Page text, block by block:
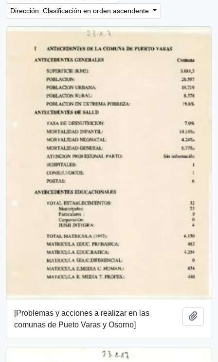
Dirección: Clasificación en orden ascendente
[Problemas y acciones a realizar en las
comunas de Pueto Varas y Osorno]